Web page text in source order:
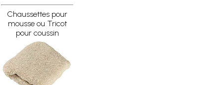
Chaussettes pour
mousse ou Tricot
pour coussin